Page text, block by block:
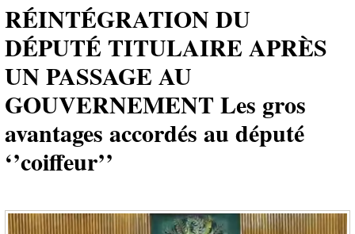
RÉINTÉGRATION DU
DÉPUTÉ TITULAIRE APRÈS
UN PASSAGE AU
GOUVERNEMENT Les gros
avantages accordés au député
‘’coiffeur’’